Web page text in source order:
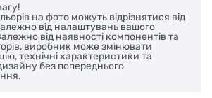
на фото можуть відрізнятися від
від налаштувань вашого
від наявності компонентів та
виробник може змінювати
технічні характеристики та
без попереднього